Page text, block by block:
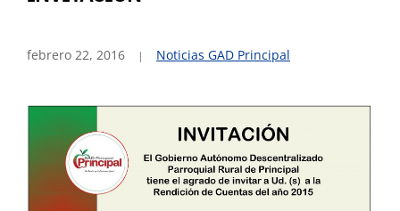
febrero 22, 2016 Noticias GAD Principal